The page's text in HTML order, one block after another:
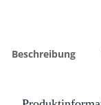
Beschreibung